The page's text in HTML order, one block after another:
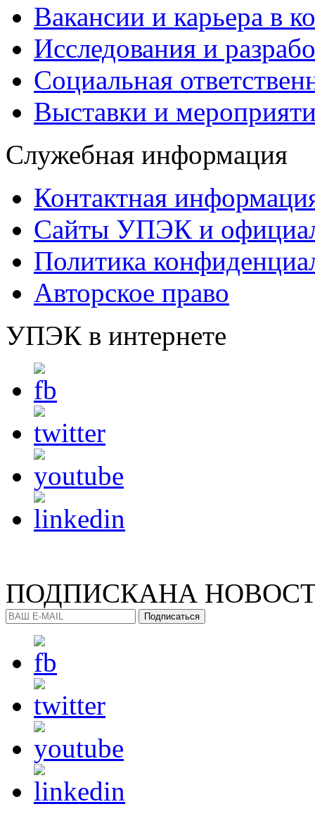
Вакансии и карьера в
Исследования и
Социальная
Выставки и
Служебная информация
Контактная
Сайты УПЭК и
Политика
Авторское право
УПЭК в интернете
ПОДПИСКАНА
Подписаться